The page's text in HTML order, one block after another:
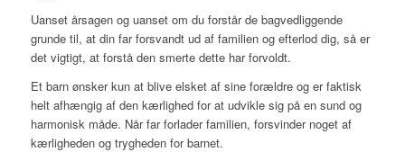
Uanset årsagen og uanset om du forstår de bagvedliggende
grunde til, at din far forsvandt ud af familien og efterlod dig, så er
det vigtigt, at forstå den smerte dette har forvoldt.
Et barn ønsker kun at blive elsket af sine forældre og er faktisk
helt afhængig af den kærlighed for at udvikle sig på en sund og
harmonisk måde. Når far forlader familien, forsvinder noget af
kærligheden og trygheden for barnet.